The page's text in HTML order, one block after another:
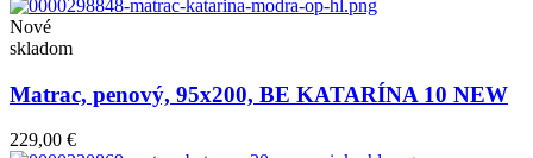
Nové
skladom
Matrac, penový, 95x200, BE KATARÍNA 10 NEW
229,00 €